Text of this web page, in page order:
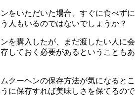
をいただいた場合、すぐに食べずに
人もいるのではないでしょうか？
を購入したが、まだ渡したい人に会
しておく必要があるということもあ
クーヘンの保存方法が気になるとこ
に保存すれば美味しさを保てるので